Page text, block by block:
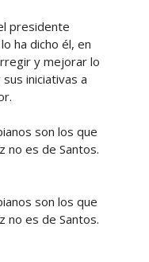
presidente
ha dicho él, en
y mejorar lo
iniciativas a
son los que
no es de Santos.
son los que
no es de Santos.